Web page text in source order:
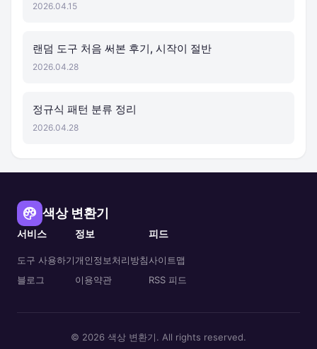
2026.04.15
랜덤 도구 처음 써본 후기, 시작이 절반
2026.04.28
정규식 패턴 분류 정리
2026.04.28
색상 변환기
서비스
도구 사용하기
블로그
정보
개인정보처리방침
이용약관
피드
사이트맵
RSS 피드
© 2026 색상 변환기. All rights reserved.